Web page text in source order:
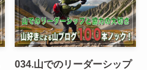
034.山でのリーダーシップ